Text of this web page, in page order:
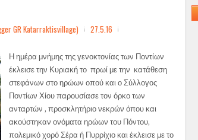
GR Katarraktisvillage)
27.5.16
Η ημέρα μνήμης της γενοκτονίας των Ποντίων
έκλεισε την Κυριακή το πρωί με την κατάθεση
στεφάνων στο ηρώων οπού και ο Σύλλογος
Ποντίων Χίου παρουσίασε τον όρκο των
ανταρτών , προσκλητήριο νεκρών όπου και
ακούστηκαν ονόματα ηρώων του Πόντου,
πολεμικό χορό Σέρα ή Πυρρίχιο και έκλεισε με το